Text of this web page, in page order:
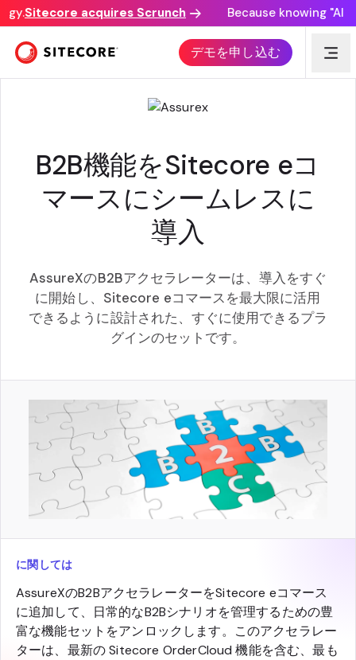
Sitecore acquires Scrunch Because knowing "AI
デモを申し込む
SITECORE Eコマース向け B2B アクセラレーター
B2B機能をSitecore eコ
マースにシームレスに
導入
AssureXのB2Bアクセラレーターは、導入をすぐ
に開始し、Sitecore eコマースを最大限に活用
できるように設計された、すぐに使用できるプラ
グインのセットです。
に関しては
AssureXのB2BアクセラレーターをSitecore eコマース
に追加して、日常的なB2Bシナリオを管理するための豊
富な機能セットをアンロックします。このアクセラレー
ターは、最新の Sitecore OrderCloud 機能を含む、最も